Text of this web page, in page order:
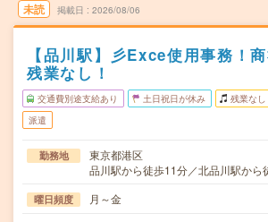
未読 掲載日 2026/08/06
【品川駅】彡Exce使用事務！
残業なし！
交通費別途支給あり 土日祝日が休み 残業なし
派遣
勤務地
東京都港区
品川駅から徒歩11分／北品川駅から
曜日頻度
月～金